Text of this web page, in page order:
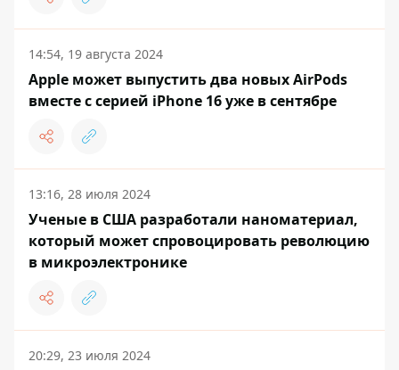
14:54, 19 августа 2024
Apple может выпустить два новых AirPods
вместе с серией iPhone 16 уже в сентябре
13:16, 28 июля 2024
Ученые в США разработали наноматериал,
который может спровоцировать революцию
в микроэлектронике
20:29, 23 июля 2024